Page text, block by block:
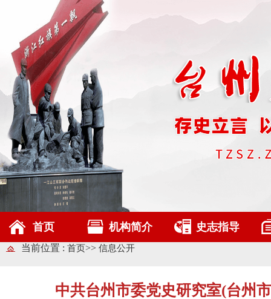
首页 机构简介 史志指导
当前位置 : 首页>> 信息公开
中共台州市委党史研究室(台州